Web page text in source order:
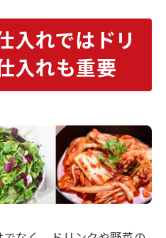
れではドリ
入れも重要